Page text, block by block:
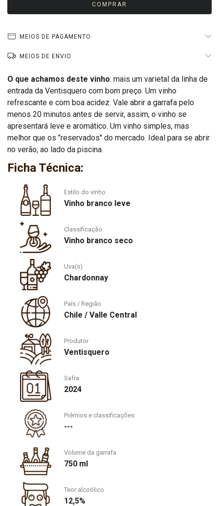
MEIOS DE PAGAMENTO
MEIOS DE ENVIO
O que achamos deste vinho: mais um varietal da linha de
entrada da Ventisquero com bom preço. Um vinho
refrescante e com boa acidez. Vale abrir a garrafa pelo
menos 20 minutos antes de servir, assim, o vinho se
apresentará leve e aromático. Um vinho simples, mas
melhor que os "reservados" do mercado. Ideal para se abrir
no verão, ao lado da piscina.
Ficha Técnica:
Estilo do vinho
Vinho branco leve
Classificação
Vinho branco seco
Uva(s)
Chardonnay
País / Região
Chile / Valle Central
Produtor
Ventisquero
Safra
2024
Prêmios e classificações
---
Volume da garrafa
750 ml
Teor alcoólico
12,5%